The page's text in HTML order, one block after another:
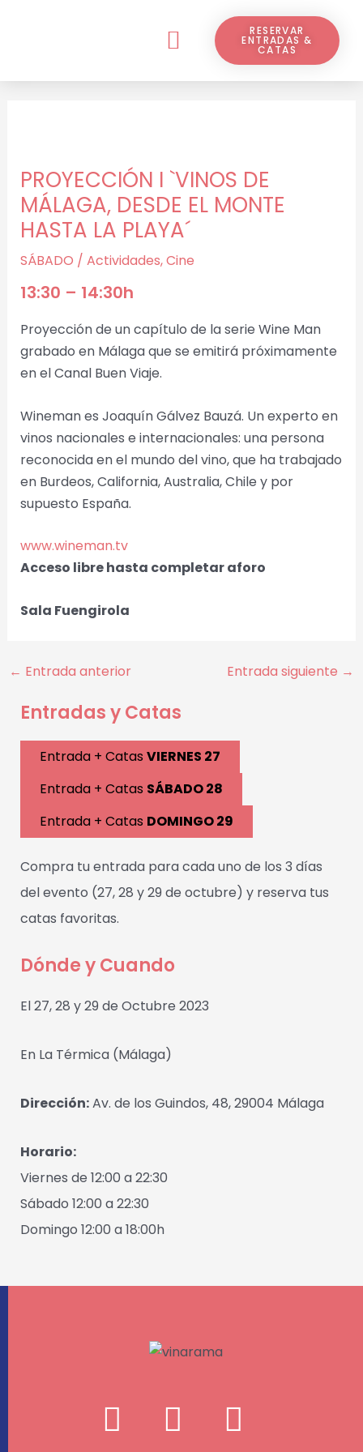
Menú RESERVAR
ENTRADAS &
CATAS
PROYECCIÓN I `VINOS DE
MÁLAGA, DESDE EL MONTE
HASTA LA PLAYA´
SÁBADO / Actividades,Cine
13:30 – 14:30h
Proyección de un capítulo de la serie Wine Man
grabado en Málaga que se emitirá próximamente
en el Canal Buen Viaje.
Wineman es Joaquín Gálvez Bauzá. Un experto en
vinos nacionales e internacionales: una persona
reconocida en el mundo del vino, que ha trabajado
en Burdeos, California, Australia, Chile y por
supuesto España.
www.wineman.tv
Acceso libre hasta completar aforo
Sala Fuengirola
← Entrada anterior Entrada siguiente →
Entradas y Catas
Entrada + CatasVIERNES 27
Entrada + Catas SÁBADO 28
Entrada + Catas DOMINGO 29
Compra tu entrada para cada uno de los 3 días
del evento (27, 28 y 29 de octubre) y reserva tus
catas favoritas.
Dónde y Cuando
El 27, 28 y 29 de Octubre 2023
En La Térmica (Málaga)
Dirección:Av. de los Guindos, 48, 29004 Málaga
Horario:
Viernes de 12:00 a 22:30
Sábado 12:00 a 22:30
Domingo 12:00 a 18:00h